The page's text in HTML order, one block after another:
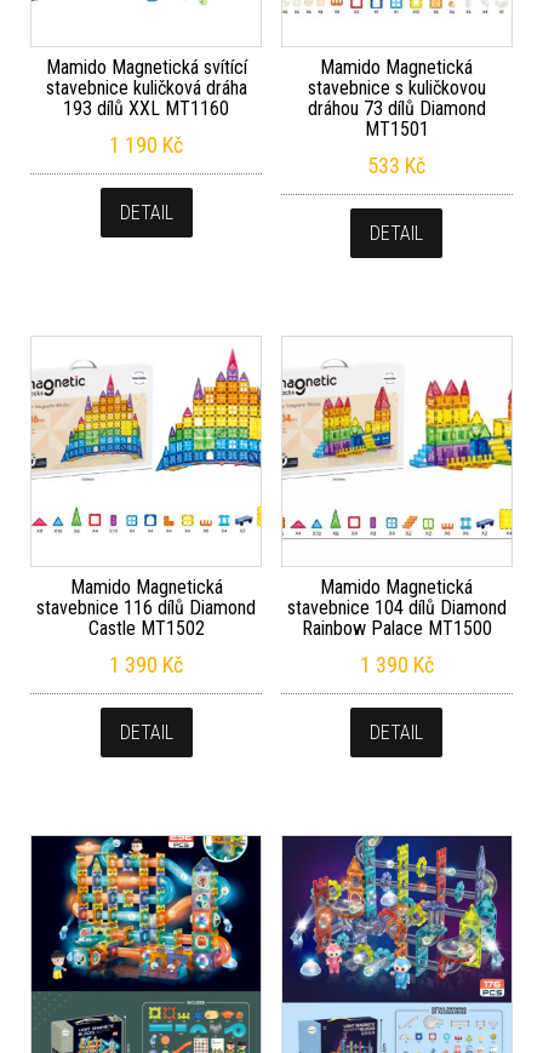
Mamido Magnetická svítící
stavebnice kuličková dráha
193 dílů XXL MT1160
1 190 Kč
DETAIL
Mamido Magnetická
stavebnice s kuličkovou
dráhou 73 dílů Diamond
MT1501
533 Kč
DETAIL
Mamido Magnetická
stavebnice 116 dílů Diamond
Castle MT1502
1 390 Kč
DETAIL
Mamido Magnetická
stavebnice 104 dílů Diamond
Rainbow Palace MT1500
1 390 Kč
DETAIL